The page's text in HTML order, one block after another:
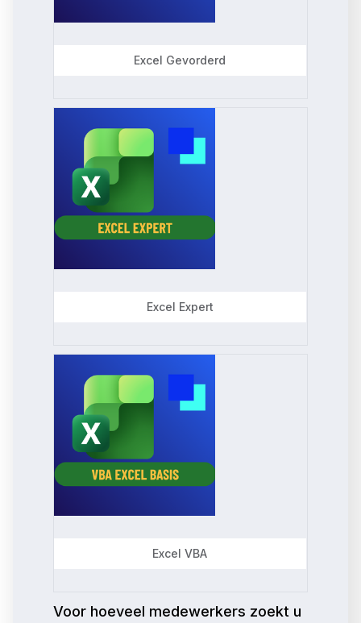
Excel Gevorderd
Excel Expert
Excel VBA
Voor hoeveel medewerkers zoekt u